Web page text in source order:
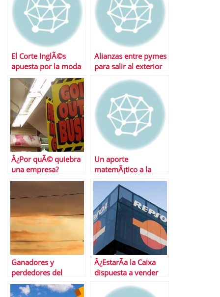
El Corte InglÃ©s
apuesta por la moda
online
Alianzas entre pymes
para salir al exterior
Â¿Por quÃ© quiebra
una empresa?
Un aporte
matemÃ¡tico a la
fijaciÃ³n de precios
Ganadores y
perdedores del
tijeretazo elÃ©ctrico
Â¿EstarÃ­a la Caixa
dispuesta a vender
Repsol a Total?